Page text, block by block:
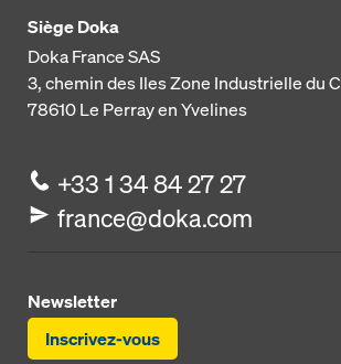
Siège Doka
Doka France SAS
3, chemin des IlesZone Industrielle du
78610Le Perray en Yvelines
+33 1 34 84 27 27
france@doka.com
Newsletter
Inscrivez-vous